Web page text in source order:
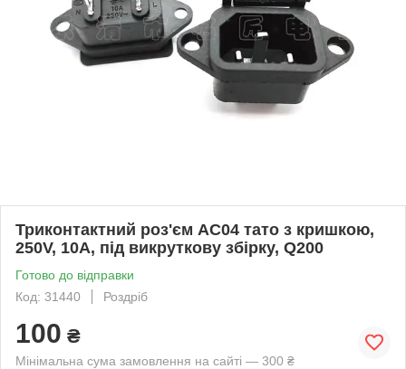
Триконтактний роз'єм AC04 тато з кришкою,
250V, 10A, під викруткову збірку, Q200
Готово до відправки
Код: 31440
Роздріб
100 ₴
Мінімальна сума замовлення на сайті — 300 ₴